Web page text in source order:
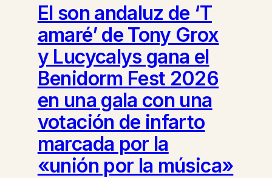
El son andaluz de ‘T
amaré’ de Tony Grox
y Lucycalys gana el
Benidorm Fest 2026
en una gala con una
votación de infarto
marcada por la
«unión por la música»